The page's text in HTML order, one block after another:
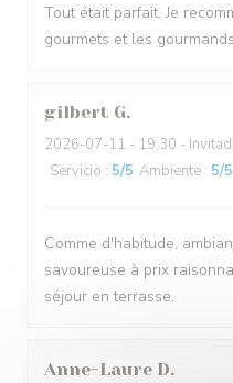
Tout était parfait. Je
gourmets et les
gilbert G
2026-07-11 - 19:30 -
Servicio : 5/5 Ambiente : 5/5
Comme d'habitude,
savoureuse à prix
séjour en terrasse.
Anne-Laure D